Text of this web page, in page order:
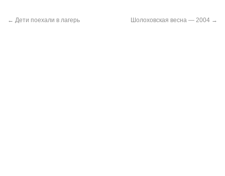
← Дети поехали в лагерь Шолоховская весна — 2004 →